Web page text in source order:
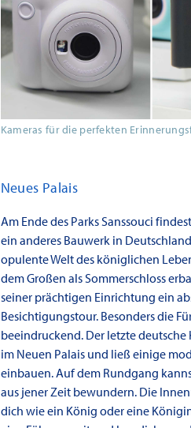
Kameras für die perfekten
Neues Palais
Am Ende des Parks Sanssouci
ein anderes Bauwerk in
opulente Welt des königlichen
dem Großen als Sommerschloss
seiner prächtigen Einrichtung ein
Besichtigungstour. Besonders die
beeindruckend. Der letzte deutsche
im Neuen Palais und ließ einige
einbauen. Auf dem Rundgang
aus jener Zeit bewundern. Die
dich wie ein König oder eine